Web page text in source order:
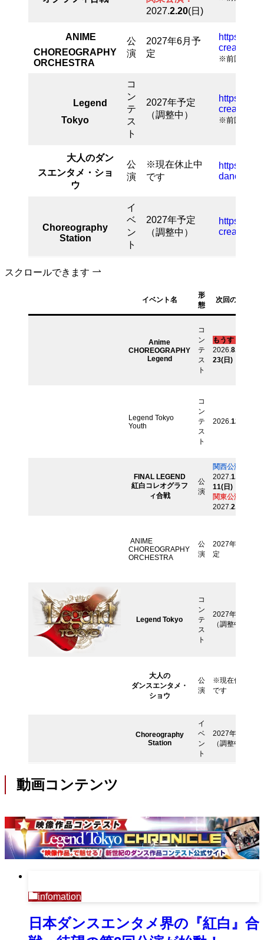
2027.2.20(日)
ANIME
CHOREOGRAPHY
ORCHESTRA
公
演
2027年6月予
定
https://
※前回公演
Legend
Tokyo
コ
ン
テ
ス
ト
2027年予定
（調整中）
https://
※前回公演
大人のダン
スエンタメ・ショ
ウ
公
演
※現在休止中
です
https://
dance.com
Choreography
Station
イ
ベ
ン
ト
2027年予定
（調整中）
https://
スクロールできます
イベント名
形
態
次回の開催は
Anime
CHOREOGRAPHY
Legend
コ
ン
テ
ス
ト
もうすぐ！
2026.8.22
23(日)
Legend Tokyo
Youth
コ
ン
テ
ス
ト
2026.12.27
FINAL LEGEND
紅白コレオグラフ
ィ合戦
公
演
関西公演：
2027.1.10
11(日)
関東公演：
2027.2.20
ANIME
CHOREOGRAPHY
ORCHESTRA
公
演
2027年6月予
定
Legend Tokyo
コ
ン
テ
ス
ト
2027年予定
（調整中）
大人の
ダンスエンタメ・
ショウ
公
演
※現在休止中
です
Choreography
Station
イ
ベ
ン
ト
2027年予定
（調整中）
動画コンテンツ
infomation
日本ダンスエンタメ界の『紅白』合